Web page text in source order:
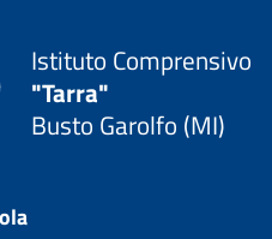
Istituto Comprensivo
"Tarra"
Busto Garolfo (MI)